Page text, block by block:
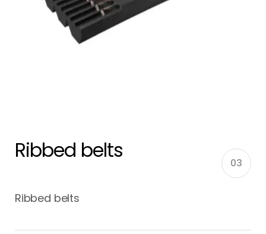
Ribbed belts 03
Ribbed belts